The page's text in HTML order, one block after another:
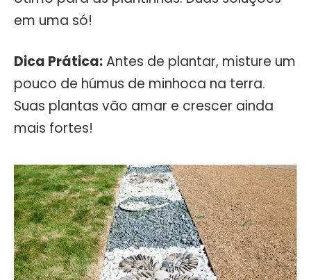
em uma só!
Dica Prática:Antes de plantar, misture um
pouco de húmus de minhoca na terra.
Suas plantas vão amar e crescer ainda
mais fortes!